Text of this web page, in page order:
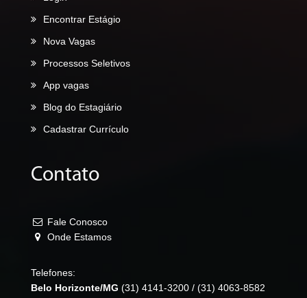
Encontrar Estágio
Nova Vagas
Processos Seletivos
App vagas
Blog do Estagiário
Cadastrar Currículo
Contato
Fale Conosco
Onde Estamos
Telefones:
Belo Horizonte/MG (31) 4141-3200 / (31) 4063-8582